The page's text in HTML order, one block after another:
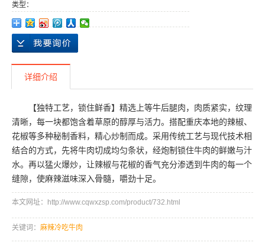
类型：
详细介绍
【独特工艺，锁住鲜香】精选上等牛后腿肉，肉质紧实，纹理
清晰，每一块都饱含着草原的醇厚与活力。搭配重庆本地的辣椒、
花椒等多种秘制香料，精心炒制而成。采用传统工艺与现代技术相
结合的方式，先将牛肉切成均匀条状，经炮制锁住牛肉的鲜嫩与汁
水。再以猛火爆炒，让辣椒与花椒的香气充分渗透到牛肉的每一个
缝隙，使麻辣滋味深入骨髓，嚼劲十足。
本文网址：http://www.cqwxzsp.com/product/732.html
关键词： 麻辣冷吃牛肉